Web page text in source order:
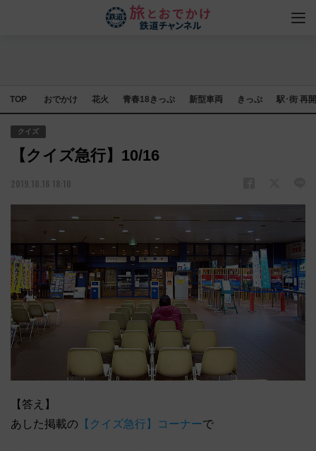
TOP おでかけ 花火 青春18きっぷ 新型車両 きっぷ 駅･街 再
クイズ
【クイズ急行】10/16
2019.10.16 18:10
【答え】
あした掲載の 【クイズ急行】コーナーで